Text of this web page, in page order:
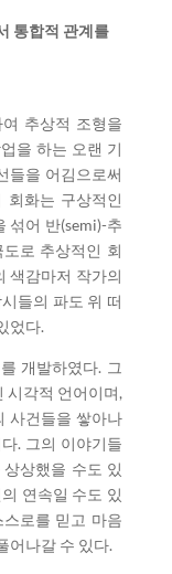
통합적 관계를
추상적 조형을
을 하는 오랜 기
들을 어김으로써
회화는 구상적인
섞어 반(semi)-추
로 추상적인 회
색감마저 작가의
들의 파도 위 떠
었다.
개발하였다. 그
시각적 언어이며,
사건들을 쌓아나
. 그의 이야기들
상했을 수도 있
연속일 수도 있
로를 믿고 마음
어나갈 수 있다.